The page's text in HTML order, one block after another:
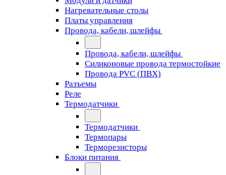
Нагревательные столы
Платы управления
Провода, кабели, шлейфы
Провода, кабели, шлейфы
Силиконовые провода термостойкие
Провода PVC (ПВХ)
Разъемы
Реле
Термодатчики
Термодатчики
Термопары
Терморезисторы
Блоки питания